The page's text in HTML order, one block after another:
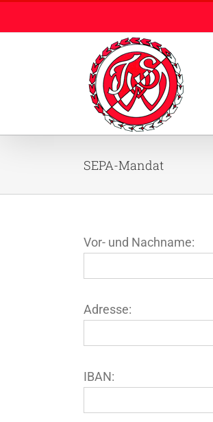
Inhalt
SEPA-Mandat
Vor- und Nachname:
Adresse:
IBAN: